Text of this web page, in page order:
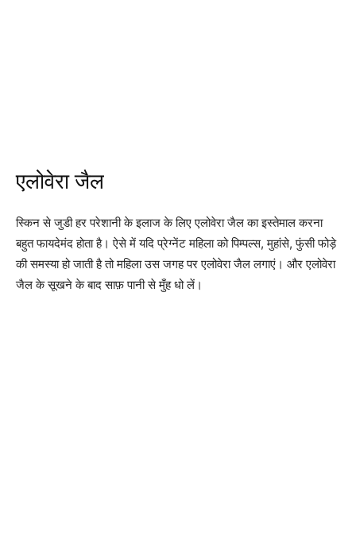
एलोवेरा जैल
स्किन से जुडी हर परेशानी के इलाज के लिए एलोवेरा जैल का इस्तेमाल करना
बहुत फायदेमंद होता है। ऐसे में यदि प्रेग्नेंट महिला को पिम्पल्स, मुहांसे, फुंसी फोड़े
की समस्या हो जाती है तो महिला उस जगह पर एलोवेरा जैल लगाएं। और एलोवेरा
जैल के सूखने के बाद साफ़ पानी से मुँह धो लें।